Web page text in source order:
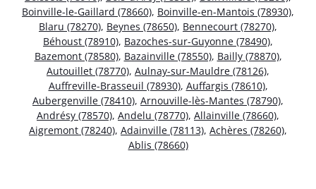
Boinville-le-Gaillard (78660), Boinville-en-Mantois (78930),
Blaru (78270), Beynes (78650), Bennecourt (78270),
Béhoust (78910), Bazoches-sur-Guyonne (78490),
Bazemont (78580), Bazainville (78550), Bailly (78870),
Autouillet (78770), Aulnay-sur-Mauldre (78126),
Auffreville-Brasseuil (78930), Auffargis (78610),
Aubergenville (78410), Arnouville-lès-Mantes (78790),
Andrésy (78570), Andelu (78770), Allainville (78660),
Aigremont (78240), Adainville (78113), Achères (78260),
Ablis (78660)